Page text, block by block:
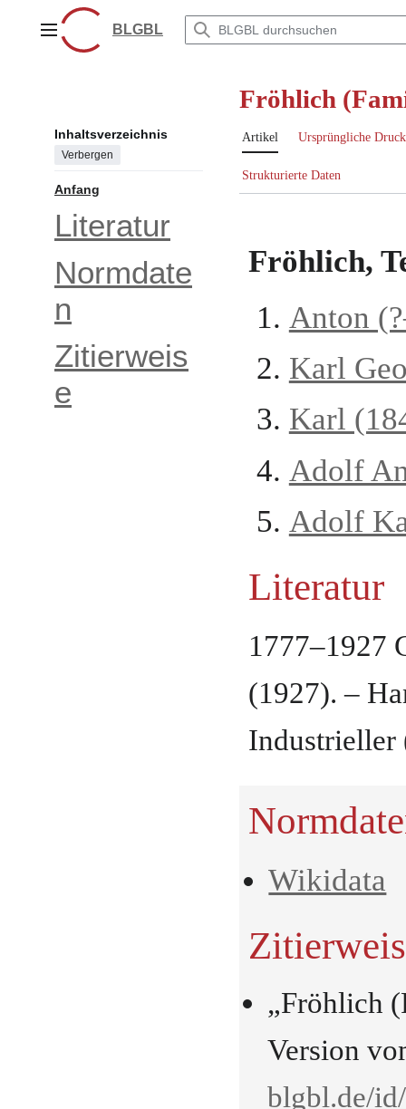
springenHauptmenüBLGBL
Inhaltsverzeichnis
Verbergen
Anfang
Literatur
Normdate
n
Zitierweis
e
Fröhlich
Artikel Ursprüngliche
Strukturierte Daten
Fröhlich,
Anton
Karl
Karl
Adolf
Adolf
Literatur
1777–1927
(1927). –
Industrieller
Wikidata
„Fröhlich
Version
blgbl.de/